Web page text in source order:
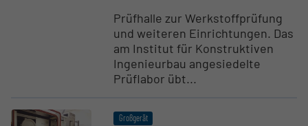
Prüfhalle zur Werkstoffprüfung
und weiteren Einrichtungen. Das
am Institut für Konstruktiven
Ingenieurbau angesiedelte
Prüflabor übt...
Großgerät